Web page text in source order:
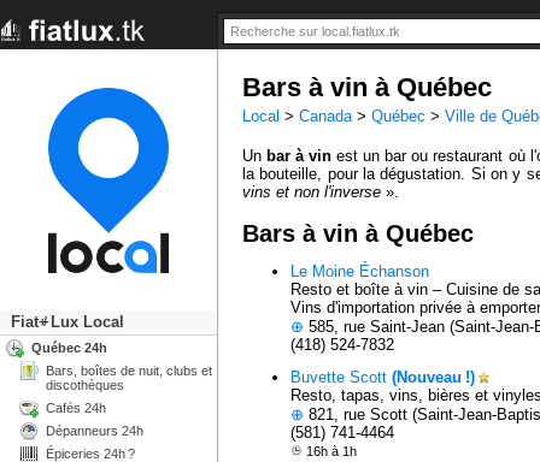
Bars à vin à Québec
Local > Canada> Québec > Ville de
Un bar à vin est un bar ou restaurant où
la bouteille, pour la dégustation. Si on y
vins et non l'inverse ».
Bars à vin à Québec
Le Moine Échanson
Resto et boîte à vin – Cuisine de
Vins d'importation privée à emporter
⊕ 585, rue Saint-Jean (Saint-Jean-
(418) 524-7832
Buvette Scott (Nouveau !)
Resto, tapas, vins, bières et
⊕ 821, rue Scott (Saint-Jean-
(581) 741-4464
16h à 1h
Fiat+/- Lux Local
Québec 24h
Bars, boîtes de nuit, clubs et
discothèques
Cafés 24h
Dépanneurs 24h
Épiceries 24h ?